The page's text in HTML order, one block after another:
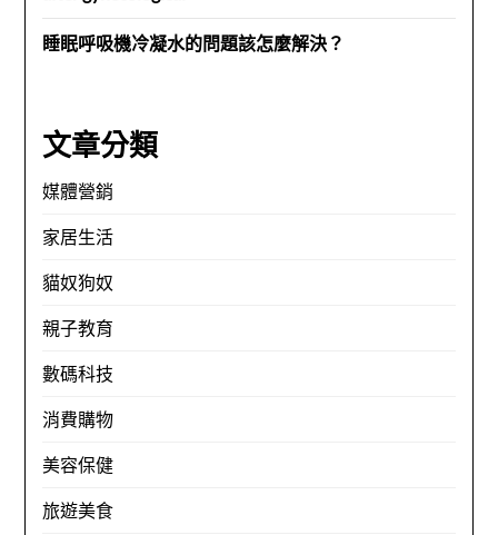
睡眠呼吸機冷凝水的問題該怎麼解決？
文章分類
媒體營銷
家居生活
貓奴狗奴
親子教育
數碼科技
消費購物
美容保健
旅遊美食